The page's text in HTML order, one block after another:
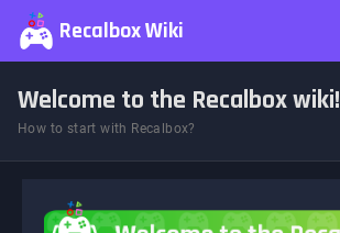
Recalbox Wiki
Welcome to the Recalbox wiki!
How to start with Recalbox?